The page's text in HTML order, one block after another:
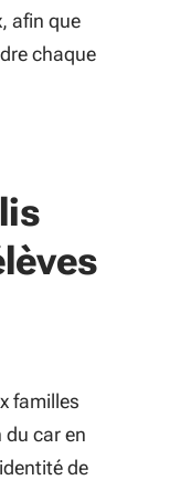
afin que
chaque
familles
car en
de